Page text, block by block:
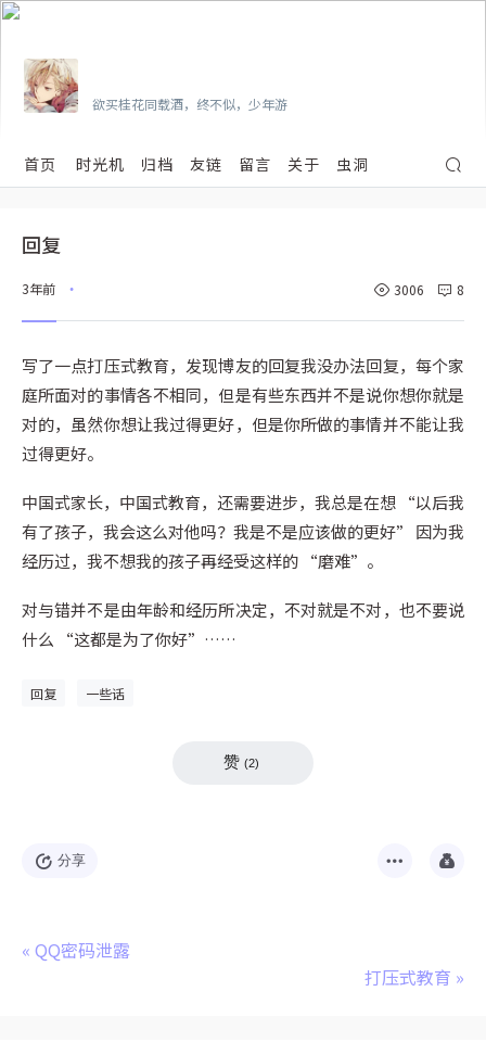
欲买桂花同载酒，终不似，少年游
首页 时光机 归档 友链 留言 关于 虫洞
回复
3年前 • 3006 8
写了一点打压式教育，发现博友的回复我没办法回复，每个家
庭所面对的事情各不相同，但是有些东西并不是说你想你就是
对的，虽然你想让我过得更好，但是你所做的事情并不能让我
过得更好。
中国式家长，中国式教育，还需要进步，我总是在想 “以后我
有了孩子，我会这么对他吗？我是不是应该做的更好” 因为我
经历过，我不想我的孩子再经受这样的 “磨难”。
对与错并不是由年龄和经历所决定，不对就是不对，也不要说
什么 “这都是为了你好”……
回复 一些话
赞 (2)
分享
« QQ密码泄露
打压式教育 »